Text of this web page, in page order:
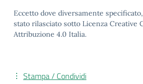
Eccetto dove diversamente
stato rilasciato sotto Licenza Creative
Attribuzione 4.0 Italia.
Stampa / Condividi